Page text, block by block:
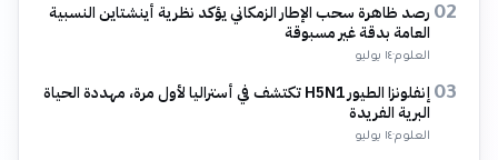
02 رصد ظاهرة سحب الإطار الزمكاني يؤكد نظرية أينشتاين النسبية
العامة بدقة غير مسبوقة
العلوم·١٤ يوليو
03
إنفلونزا الطيور H5N1 تكتشف في أستراليا لأول مرة، مهددة الحياة
البرية الفريدة
العلوم·١٤ يوليو